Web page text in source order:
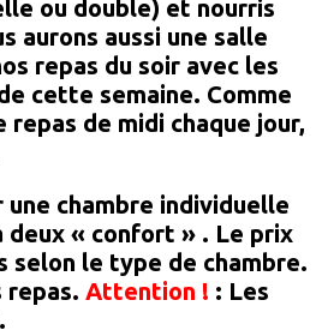
ou double) et nourris
aurons aussi une salle
repas du soir avec les
cette semaine. Comme
de midi chaque jour,
chambre individuelle
deux « confort » . Le prix
selon le type de chambre.
repas. Attention ! : Les